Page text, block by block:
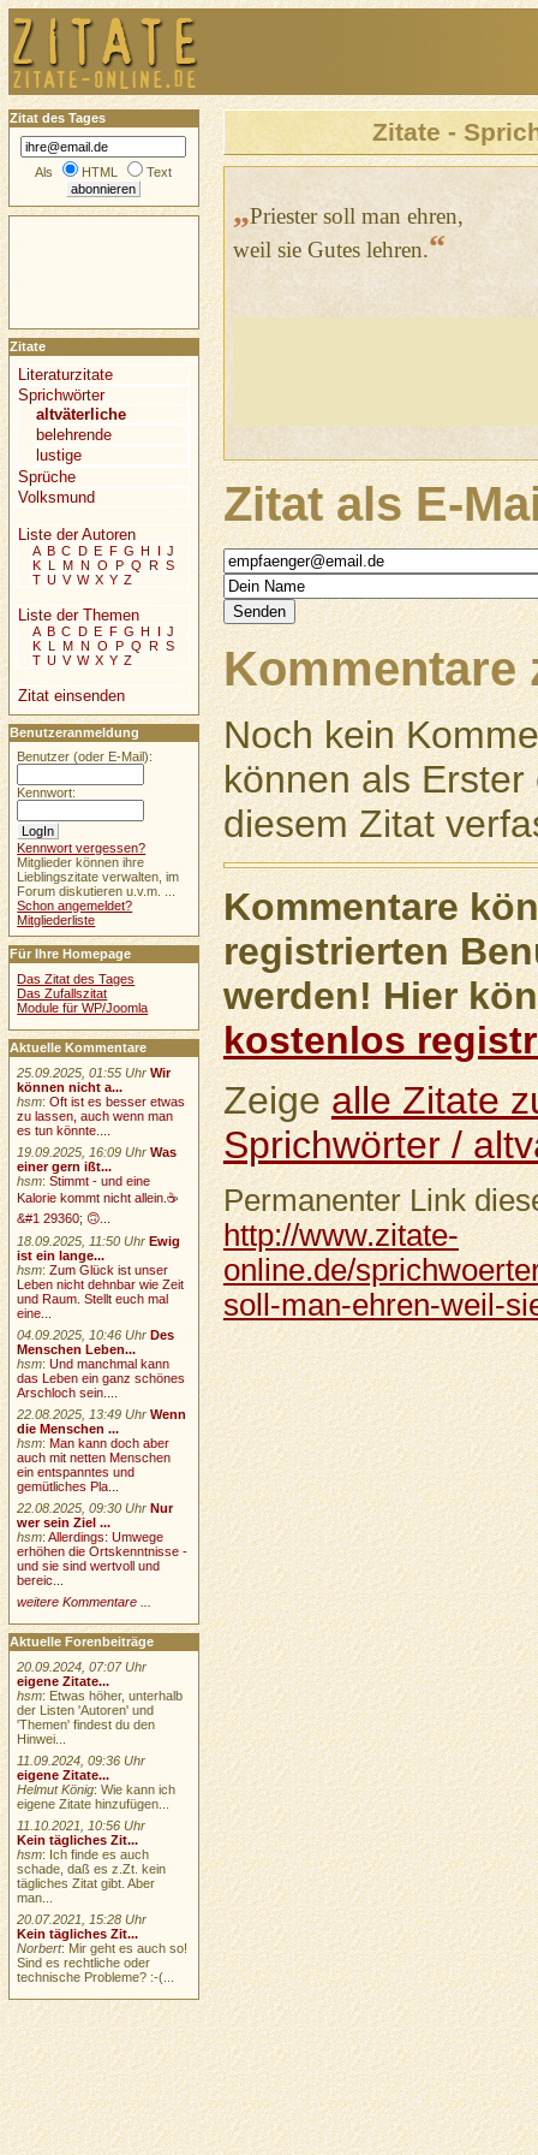
Zitate -
„Priester soll man ehren,
weil sie Gutes lehren.“
Zitat als E-
Kommentare
Noch kein
können als
diesem Zitat
Kommentare
registrierten
werden! Hier
kostenlos
Zeigealle Zitate
Sprichwörter /
Permanenter Link
http://www.zitate-
online.de/
soll-man-ehren-weil-
Zitat des Tages
Als HTML Text
Zitate
Literaturzitate
Sprichwörter
altväterliche
belehrende
lustige
Sprüche
Volksmund
Liste der Autoren
A B C D E F G H I J
K L M N O P Q R S
T U V W X Y Z
Liste der Themen
A B C D E F G H I J
K L M N O P Q R S
T U V W X Y Z
Zitat einsenden
Benutzeranmeldung
Benutzer (oder E-Mail):
Kennwort:
Kennwort vergessen?
Mitglieder können ihre
Lieblingszitate verwalten, im
Forum diskutieren u.v.m. ...
Schon angemeldet?
Mitgliederliste
Für Ihre Homepage
Das Zitat des Tages
Das Zufallszitat
Module für WP/Joomla
Aktuelle Kommentare
25.09.2025, 01:55 Uhr Wir
können nicht a...
hsm:Oft ist es besser etwas
zu lassen, auch wenn man
es tun könnte....
19.09.2025, 16:09 Uhr Was
einer gern ißt...
hsm:Stimmt - und eine
Kalorie kommt nicht allein.☕
&#1 29360; 🙃...
18.09.2025, 11:50 Uhr Ewig
ist ein lange...
hsm:Zum Glück ist unser
Leben nicht dehnbar wie Zeit
und Raum. Stellt euch mal
eine...
04.09.2025, 10:46 Uhr Des
Menschen Leben...
hsm:Und manchmal kann
das Leben ein ganz schönes
Arschloch sein....
22.08.2025, 13:49 Uhr Wenn
die Menschen ...
hsm:Man kann doch aber
auch mit netten Menschen
ein entspanntes und
gemütliches Pla...
22.08.2025, 09:30 Uhr Nur
wer sein Ziel ...
hsm:Allerdings: Umwege
erhöhen die Ortskenntnisse -
und sie sind wertvoll und
bereic...
weitere Kommentare ...
Aktuelle Forenbeiträge
20.09.2024, 07:07 Uhr
eigene Zitate...
hsm: Etwas höher, unterhalb
der Listen 'Autoren' und
'Themen' findest du den
Hinwei...
11.09.2024, 09:36 Uhr
eigene Zitate...
Helmut König: Wie kann ich
eigene Zitate hinzufügen...
11.10.2021, 10:56 Uhr
Kein tägliches Zit...
hsm: Ich finde es auch
schade, daß es z.Zt. kein
tägliches Zitat gibt. Aber
man...
20.07.2021, 15:28 Uhr
Kein tägliches Zit...
Norbert: Mir geht es auch so!
Sind es rechtliche oder
technische Probleme? :-(...